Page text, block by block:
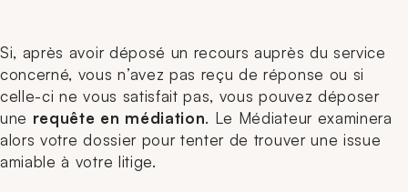
Si, après avoir déposé un recours auprès du service
concerné, vous n’avez pas reçu de réponse ou si
celle-ci ne vous satisfait pas, vous pouvez déposer
une requête en médiation. Le Médiateur examinera
alors votre dossier pour tenter de trouver une issue
amiable à votre litige.